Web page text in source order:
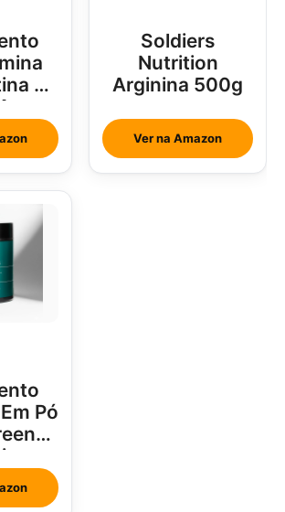
e
Soldiers
Nutrition
Arginina 500g
Ver na Amazon
Pó